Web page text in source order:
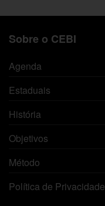
Sobre o CEBI
Agenda
Estaduais
História
Objetivos
Método
Política de Privacidade